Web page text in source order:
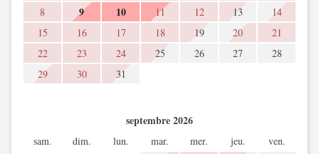
8
9 10 11 12 13
14
15
16 17 18 19 20
21
22
23 24 25 26 27
28
29
30 31
septembre 2026
sam. dim. lun. mar. mer. jeu.
ven.